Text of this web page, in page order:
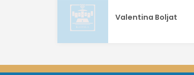
objava
Valentina Boljat